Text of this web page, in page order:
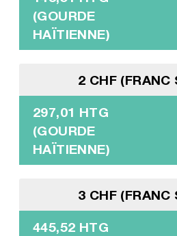
(GOURDE
HAÏTIENNE)
2 CHF (FRANC
297,01 HTG
(GOURDE
HAÏTIENNE)
3 CHF (FRANC
445,52 HTG